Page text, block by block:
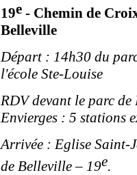
19e - Chemin de
Belleville
Départ : 14h30 du
l'école Ste-Louise
RDV devant le parc
Envierges : 5 stations
Arrivée : Eglise Saint-
de Belleville – 19e.